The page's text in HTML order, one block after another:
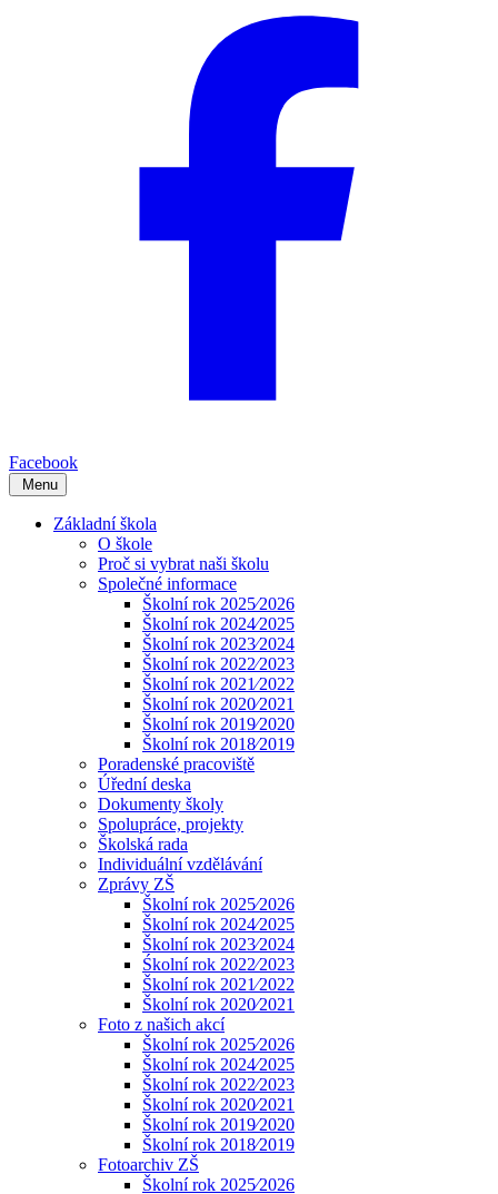
Facebook
Menu
Základní škola
O škole
Proč si vybrat naši školu
Společné informace
Školní rok 2025⁄2026
Školní rok 2024⁄2025
Školní rok 2023⁄2024
Školní rok 2022⁄2023
Školní rok 2021⁄2022
Školní rok 2020⁄2021
Školní rok 2019⁄2020
Školní rok 2018⁄2019
Poradenské pracoviště
Úřední deska
Dokumenty školy
Spolupráce, projekty
Školská rada
Individuální vzdělávání
Zprávy ZŠ
Školní rok 2025⁄2026
Školní rok 2024⁄2025
Školní rok 2023⁄2024
Śkolní rok 2022⁄2023
Školní rok 2021⁄2022
Školní rok 2020⁄2021
Foto z našich akcí
Školní rok 2025⁄2026
Školní rok 2024⁄2025
Školní rok 2022⁄2023
Školní rok 2020⁄2021
Školní rok 2019⁄2020
Školní rok 2018⁄2019
Fotoarchiv ZŠ
Školní rok 2025⁄2026